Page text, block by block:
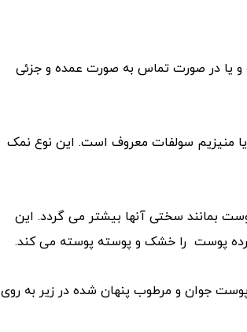
و یا در صورت تماس به صورت عمده و جزئی
یا منیزیم سولفات معروف است. این نوع نمک
بمانند سختی آنها بیشتر می گردد. این
پوست را خشک و پوسته پوسته می کند.
پوست جوان و مرطوب پنهان شده در زیر به روی